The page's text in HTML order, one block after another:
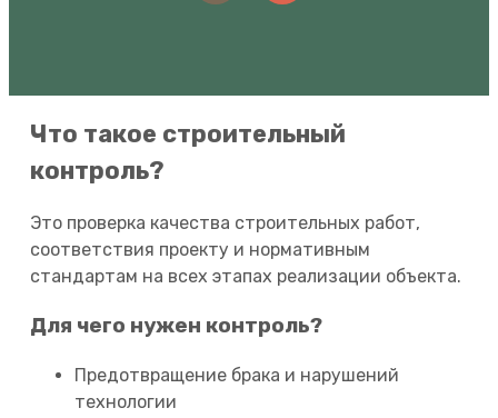
Что такое строительный
контроль?
Это проверка качества строительных работ,
соответствия проекту и нормативным
стандартам на всех этапах реализации объекта.
Для чего нужен контроль?
Предотвращение брака и нарушений
технологии